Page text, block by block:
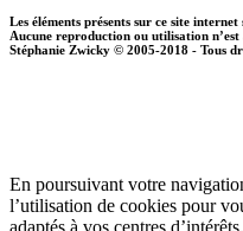
Les éléments présents sur ce site
Aucune reproduction ou utilisation n’est
Stéphanie Zwicky © 2005-2018 - Tous
En poursuivant votre
l’utilisation de cookies pour